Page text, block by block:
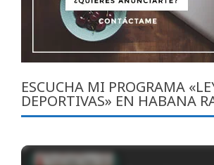
ESCUCHA MI PROGRAMA
DEPORTIVAS» EN HABANA